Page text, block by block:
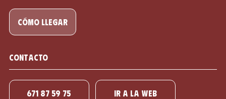
cómo llegar
Contacto
671 87 59 75 IR A LA WEB